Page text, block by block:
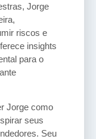
Jorge
riscos e
insights
para o
Jorge como
seus
Seu